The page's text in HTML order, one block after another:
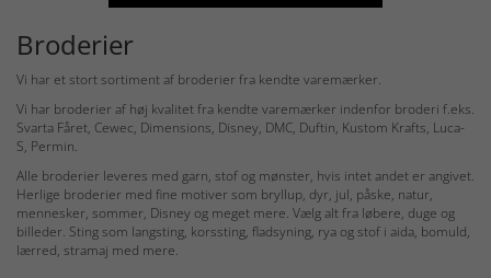
Broderier
Vi har et stort sortiment af broderier fra kendte varemærker.
Vi har broderier af høj kvalitet fra kendte varemærker indenfor broderi f.eks.
Svarta Fåret, Cewec, Dimensions, Disney, DMC, Duftin, Kustom Krafts, Luca-
S, Permin.
Alle broderier leveres med garn, stof og mønster, hvis intet andet er angivet.
Herlige broderier med fine motiver som bryllup, dyr, jul, påske, natur,
mennesker, sommer, Disney og meget mere. Vælg alt fra løbere, duge og
billeder. Sting som langsting, korssting, fladsyning, rya og stof i aida, bomuld,
lærred, stramaj med mere.